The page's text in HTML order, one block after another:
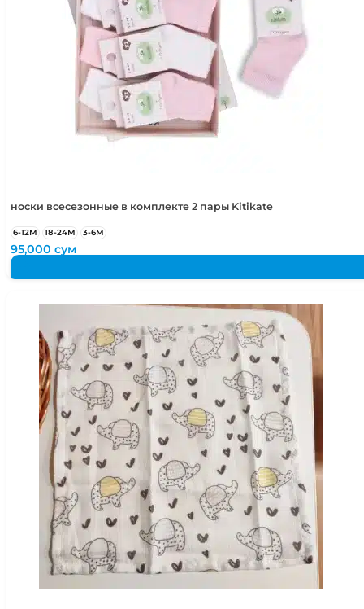
носки всесезонные в комплекте 2 пары Kitikate
6-12М 18-24М 3-6М
95,000сум